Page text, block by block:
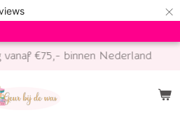
×
vanaf €75,- binnen Nederland